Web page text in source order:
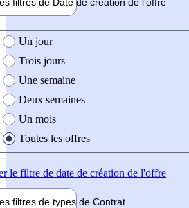
création de l'offre
Un jour
Trois jours
Une semaine
Deux semaines
Un mois
Toutes les offres
le filtre de date de création de l'offre
filtres de types de Contrat